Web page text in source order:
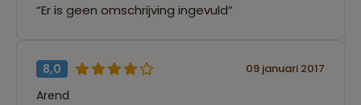
“Er is geen omschrijving ingevuld”
8,0 09 januari 2017
Arend